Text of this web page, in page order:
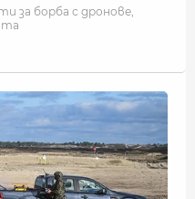
за борба с дронове,